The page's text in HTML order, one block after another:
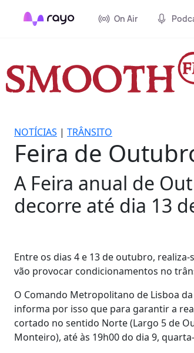
On Air
NOTÍCIAS | TRÂNSITO
Feira de
A Feira anual de
decorre até dia 13
Entre os dias 4 e 13 de outubro,
vão provocar condicionamentos no
O Comando Metropolitano de Lisboa da
informa por isso que para garantir a
cortado no sentido Norte (Largo 5 de
Monteiro), até às 19h00 do dia 9,